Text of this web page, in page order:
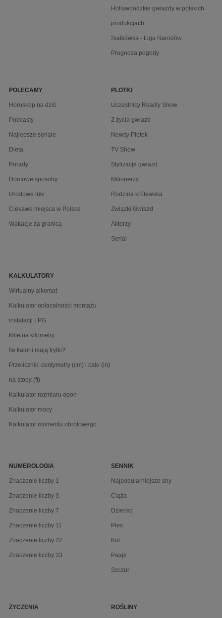
Hollywoodzkie gwiazdy w polskich
produkcjach
Siatkówka - Liga Narodów
Prognoza pogody
POLECAMY
Horoskop na dziś
Podcasty
Najlepsze seriale
Dieta
Porady
Domowe sposoby
Urodowe triki
Ciekawe miejsca w Polsce
Wakacje za granicą
PLOTKI
Uczestnicy Reality Show
Z życia gwiazd
Newsy Plotek
TV Show
Stylizacje gwiazd
Milionerzy
Rodzina królewska
Związki Gwiazd
Aktorzy
Serial
KALKULATORY
Wirtualny alkomat
Kalkulator opłacalności montażu
instalacji LPG
Mile na kilometry
Ile kalorii mają frytki?
Przelicznik: centymetry (cm) i cale (in)
na stopy (ft)
Kalkulator rozmiaru opon
Kalkulator mocy
Kalkulator momentu obrotowego
NUMEROLOGIA
Znaczenie liczby 1
Znaczenie liczby 3
Znaczenie liczby 7
Znaczenie liczby 11
Znaczenie liczby 22
Znaczenie liczby 33
SENNIK
Najpopularniejsze sny
Ciąża
Dziecko
Pies
Kot
Pająk
Szczur
ŻYCZENIA ROŚLINY